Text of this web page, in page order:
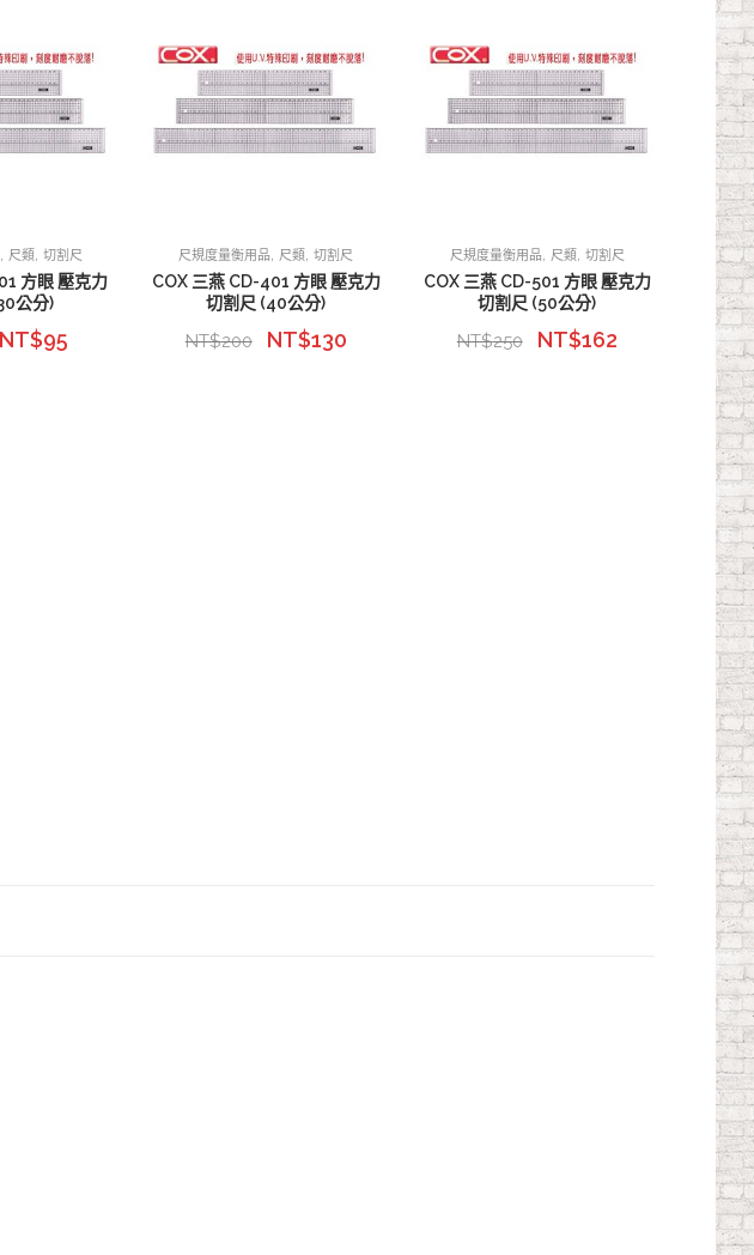
尺類, 切割尺
方眼 壓克力
公分)
NT$95
尺規度量衡用品 尺類 ,切割尺
COX 三燕 CD-401 方眼 壓克力
切割尺 (40公分)
NT$200 NT$130
尺規度量衡用品 尺類, 切割尺
COX 三燕 CD-501 方眼 壓克力
切割尺 (50公分)
NT$250 NT$162